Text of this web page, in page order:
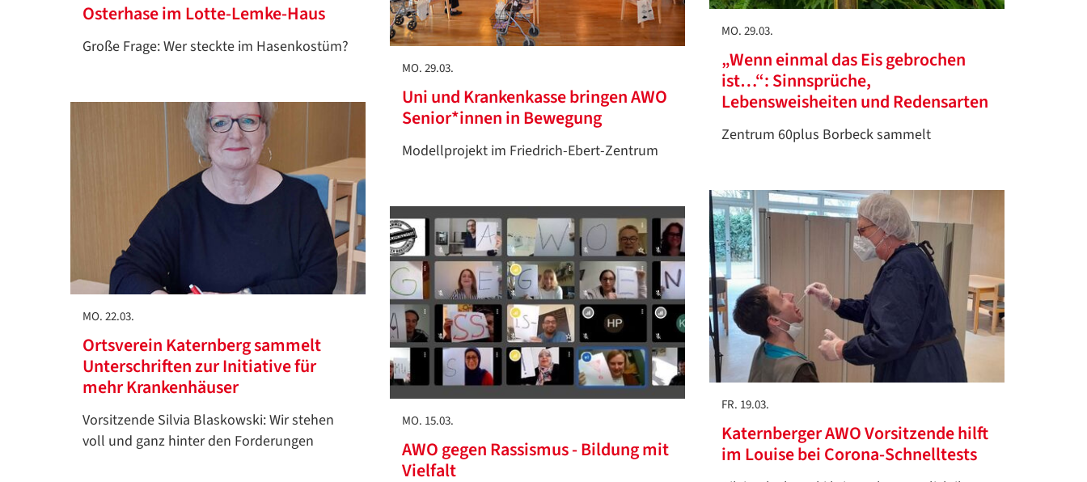
Osterhase im Lotte-Lemke-Haus
Große Frage: Wer steckte im Hasenkostüm?
MO. 29.03.
„Wenn einmal das Eis gebrochen
ist…“: Sinnsprüche,
Lebensweisheiten und Redensarten
Zentrum 60plus Borbeck sammelt
MO. 29.03.
Uni und Krankenkasse bringen AWO
Senior*innen in Bewegung
Modellprojekt im Friedrich-Ebert-Zentrum
MO. 22.03.
Ortsverein Katernberg sammelt
Unterschriften zur Initiative für
mehr Krankenhäuser
Vorsitzende Silvia Blaskowski: Wir stehen
voll und ganz hinter den Forderungen
FR. 19.03.
Katernberger AWO Vorsitzende hilft
im Louise bei Corona-Schnelltests
MO. 15.03.
AWO gegen Rassismus - Bildung mit
Vielfalt